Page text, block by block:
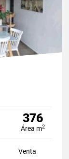
376
Área m2
Venta